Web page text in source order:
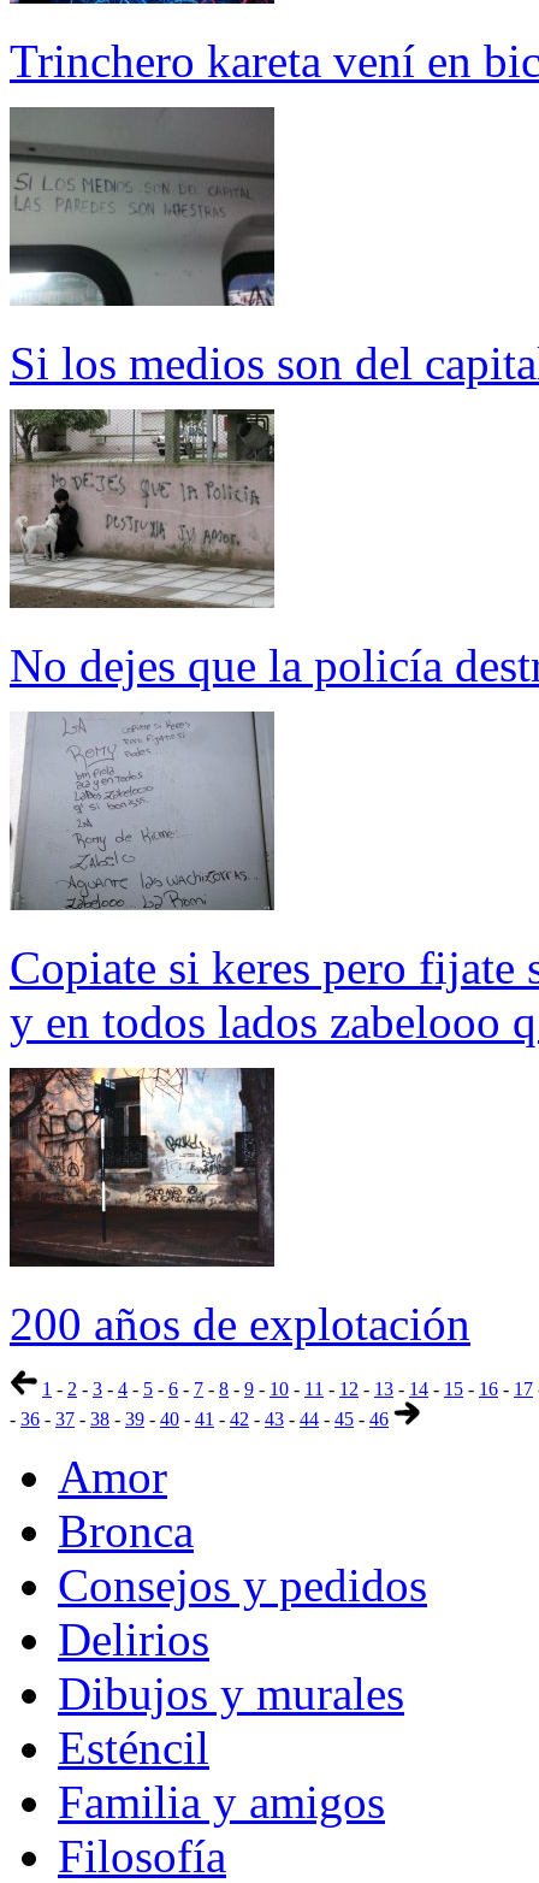
Trinchero kareta vení en
Si los medios son del
No dejes que la policía
Copiate si keres pero fijate
y en todos lados zabelooo
200 años de explotación
1 - 2 - 3 - 4 - 5 - 6 - 7 - 8 - 9 - 10 - 11 - 12 - 13 - 14 - 15 - 16 - 17
- 36 - 37 - 38 - 39 - 40 - 41 - 42 - 43 - 44 - 45 - 46
Amor
Bronca
Consejos y pedidos
Delirios
Dibujos y murales
Esténcil
Familia y amigos
Filosofía